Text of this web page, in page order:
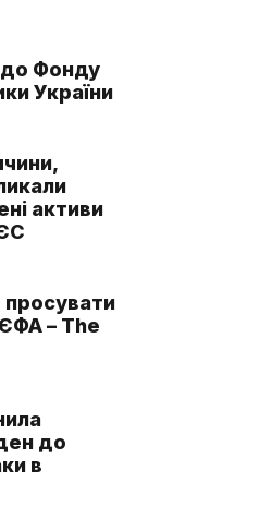
Фонду
України
активи
просувати
– The
до
в